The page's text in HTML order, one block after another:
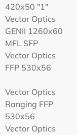
420x50 "1"
Vector Optics
GENII 1260x60
MFL SFP
Vector Optics
FFP 530x56
Vector Optics
Ranging FFP
530x56
Vector Optics